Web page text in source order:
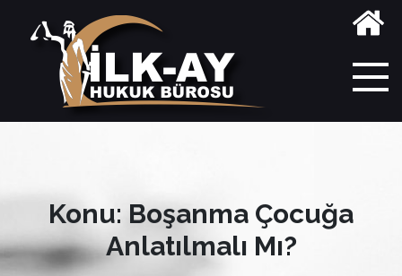
Konu: Boşanma Çocuğa
Anlatılmalı Mı?